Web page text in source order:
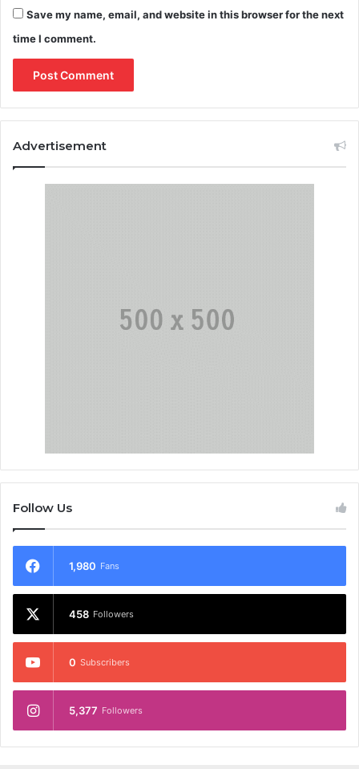
Save my name, email, and website in this browser for the next
time I comment.
Advertisement
Follow Us
1,980 Fans
458 Followers
0 Subscribers
5,377 Followers